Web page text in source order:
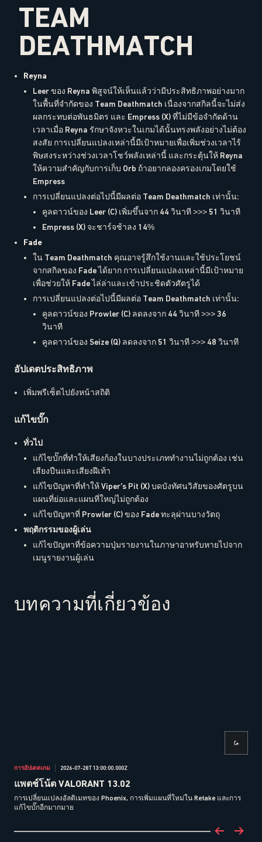
TEAM
DEATHMATCH
Reyna
Leer ของ Reyna พิสูจน์ให้เห็นแล้วว่ามีประสิทธิภาพอย่างมาก
ในพื้นที่จำกัดของ Team Deathmatch เนื่องจากสกิลนี้จะไม่ส่ง
ผลกระทบต่อพันธมิตร และ Empress (X) ที่ไม่มีข้อจำกัดด้าน
เวลาเมื่อ Reyna รักษาจังหวะในเกมได้นั้นทรงพลังอย่างไม่ต้อง
สงสัย การเปลี่ยนแปลงเหล่านี้มีเป้าหมายเพื่อเพิ่มช่วงเวลาไร้
พิษสงระหว่างช่วงเวลาโชว์พลังเหล่านี้ และกระตุ้นให้ Reyna
ให้ความสำคัญกับการเก็บ Orb ถ้าอยากลองครองเกมโดยใช้
Empress
การเปลี่ยนแปลงต่อไปนี้มีผลต่อ Team Deathmatch เท่านั้น:
คูลดาวน์ของ Leer (C) เพิ่มขึ้นจาก 44 วินาที >>> 51 วินาที
Empress (X) จะชาร์จช้าลง 14%
Fade
ใน Team Deathmatch คุณอาจรู้สึกใช้งานและใช้ประโยชน์
จากสกิลของ Fade ได้ยาก การเปลี่ยนแปลงเหล่านี้มีเป้าหมาย
เพื่อช่วยให้ Fade ไล่ล่าและเข้าประชิดตัวศัตรูได้
การเปลี่ยนแปลงต่อไปนี้มีผลต่อ Team Deathmatch เท่านั้น:
คูลดาวน์ของ Prowler (C) ลดลงจาก 44 วินาที >>> 36
วินาที
คูลดาวน์ของ Seize (Q) ลดลงจาก 51 วินาที >>> 48 วินาที
อัปเดตประสิทธิภาพ
เพิ่มพรีเซ็ตไปยังหน้าสถิติ
แก้ไขบั๊ก
ทั่วไป
แก้ไขบั๊กที่ทำให้เสียงก้องในบางประเภททำงานไม่ถูกต้อง เช่น
เสียงปืนและเสียงฝีเท้า
แก้ไขปัญหาที่ทำให้ Viper's Pit (X) บดบังทัศนวิสัยของศัตรูบน
แผนที่ย่อและแผนที่ใหญ่ไม่ถูกต้อง
แก้ไขปัญหาที่ Prowler (C) ของ Fade ทะลุผ่านบางวัตถุ
พฤติกรรมของผู้เล่น
แก้ไขปัญหาที่ข้อความปุ่มรายงานในภาษาอาหรับหายไปจาก
เมนูรายงานผู้เล่น
บทความที่เกี่ยวข้อง
การอัปเดตเกม 2026-07-28T13:00:00.000Z
แพตช์โน้ต VALORANT 13.02
การเปลี่ยนแปลงอัลติเมทของ Phoenix, การเพิ่มแผนที่ใหม่ใน Retake และการ
แก้ไขบั๊กอีกมากมาย